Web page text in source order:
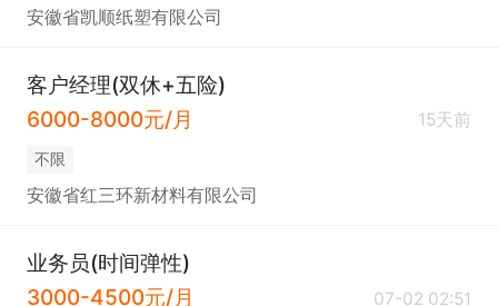
安徽省凯顺纸塑有限公司
客户经理(双休+五险)
6000-8000元/月
15天前
不限
安徽省红三环新材料有限公司
业务员(时间弹性)
3000-4500元/月
07-02 02:51